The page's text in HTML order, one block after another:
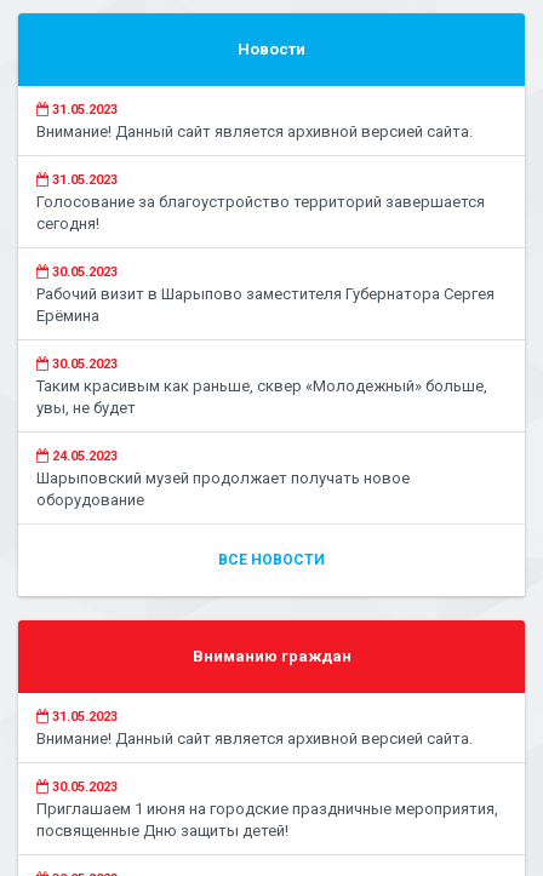
Новости
31.05.2023
Внимание! Данный сайт является архивной версией сайта.
31.05.2023
Голосование за благоустройство территорий завершается
сегодня!
30.05.2023
Рабочий визит в Шарыпово заместителя Губернатора Сергея
Ерёмина
30.05.2023
Таким красивым как раньше, сквер «Молодежный» больше,
увы, не будет
24.05.2023
Шарыповский музей продолжает получать новое
оборудование
ВСЕ НОВОСТИ
Вниманию граждан
31.05.2023
Внимание! Данный сайт является архивной версией сайта.
30.05.2023
Приглашаем 1 июня на городские праздничные мероприятия,
посвященные Дню защиты детей!